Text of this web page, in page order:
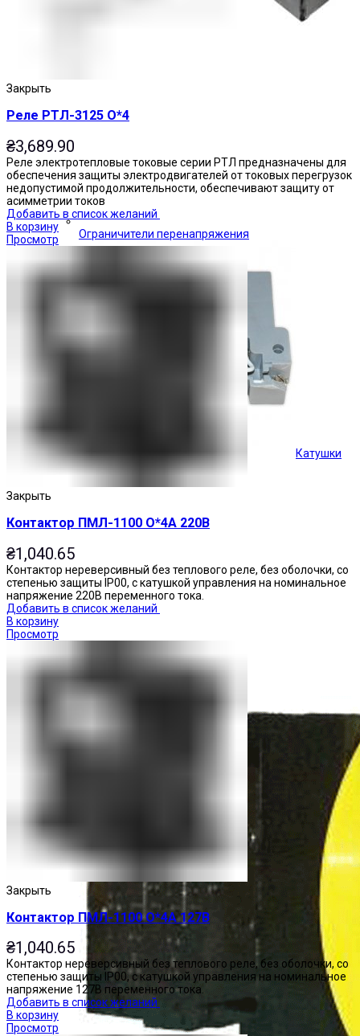
Ограничители перенапряжения
Катушки
Кнопки управления
Закрыть
Реле РТЛ-3125 О*4
₴3,689.90
Реле электротепловые токовые серии РТЛ предназначены для
обеспечения защиты электродвигателей от токовых перегрузок
недопустимой продолжительности, обеспечивают защиту от
асимметрии токов
Добавить в список желаний
В корзину
Просмотр
Закрыть
Контактор ПМЛ-1100 О*4А 220В
₴1,040.65
Контактор нереверсивный без теплового реле, без оболочки, со
степенью защиты IP00, с катушкой управления на номинальное
напряжение 220В переменного тока.
Добавить в список желаний
В корзину
Просмотр
Закрыть
Контактор ПМЛ-1100 О*4А 127В
₴1,040.65
Контактор нереверсивный без теплового реле, без оболочки, со
степенью защиты IP00, с катушкой управления на номинальное
напряжение 127В переменного тока.
Добавить в список желаний
В корзину
Просмотр